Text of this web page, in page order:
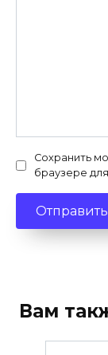
Сохранить
браузере
Вам